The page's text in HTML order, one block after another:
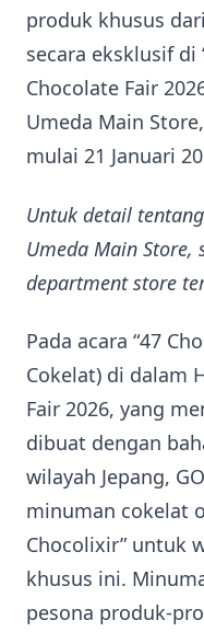
produk khusus
secara eksklusif di
Chocolate Fair
Umeda Main
mulai 21 Januari
Untuk detail
Umeda Main Store,
department store
Pada acara “47
Cokelat) di dalam
Fair 2026, yang
dibuat dengan
wilayah Jepang,
minuman cokelat
Chocolixir” untuk
khusus ini.
pesona produk-